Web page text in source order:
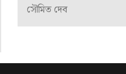
সৌমিত দেব